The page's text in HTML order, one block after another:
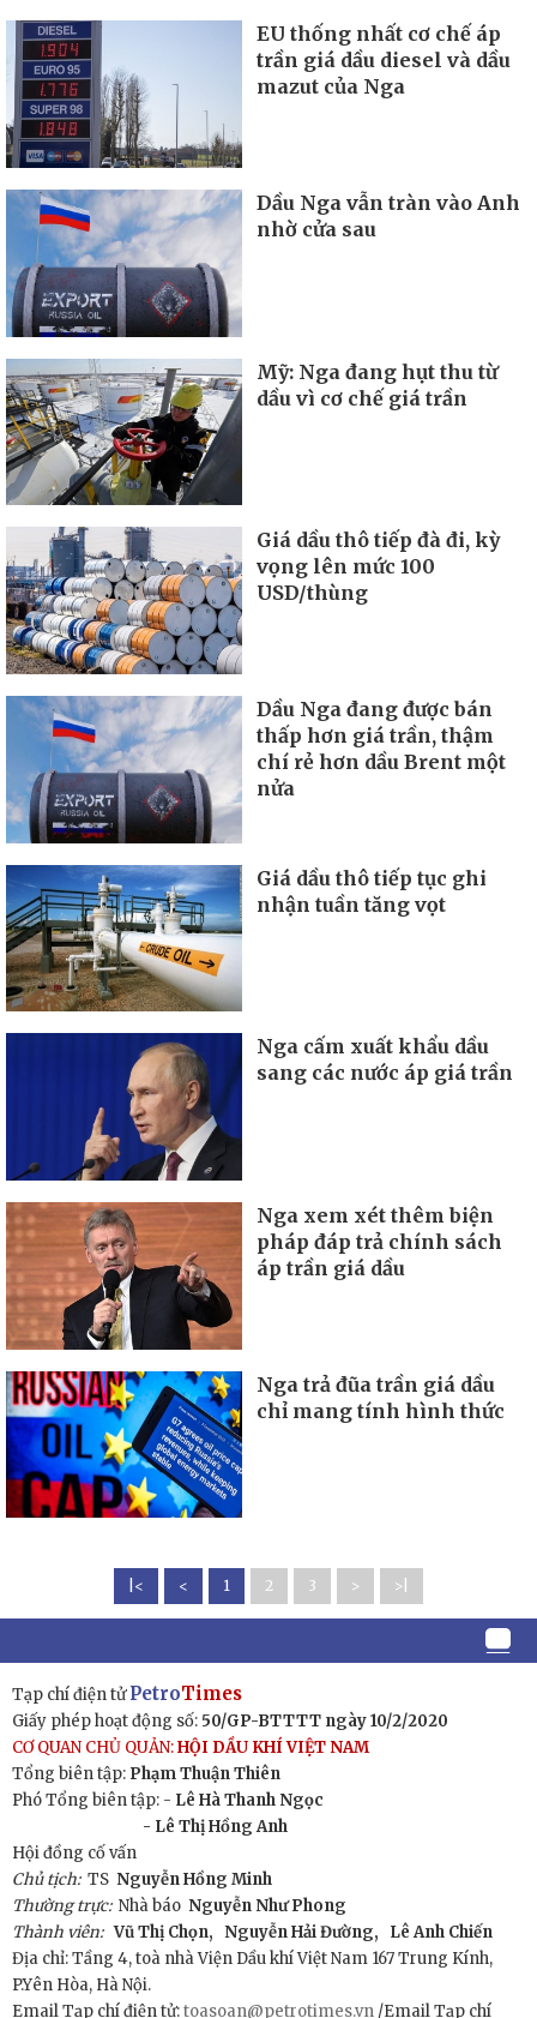
EU thống nhất cơ chế áp
trần giá dầu diesel và dầu
mazut của Nga
Dầu Nga vẫn tràn vào Anh
nhờ cửa sau
Mỹ: Nga đang hụt thu từ
dầu vì cơ chế giá trần
Giá dầu thô tiếp đà đi, kỳ
vọng lên mức 100
USD/thùng
Dầu Nga đang được bán
thấp hơn giá trần, thậm
chí rẻ hơn dầu Brent một
nửa
Giá dầu thô tiếp tục ghi
nhận tuần tăng vọt
Nga cấm xuất khẩu dầu
sang các nước áp giá trần
Nga xem xét thêm biện
pháp đáp trả chính sách
áp trần giá dầu
Nga trả đũa trần giá dầu
chỉ mang tính hình thức
|< < 1 2 3 > >|
Tạp chí điện tửPetroTimes
Giấy phép hoạt động số: 50/GP-BTTTT ngày 10/2/2020
CƠ QUAN CHỦ QUẢN:HỘI DẦU KHÍ VIỆT NAM
Tổng biên tập: Phạm Thuận Thiên
Phó Tổng biên tập: - Lê Hà Thanh Ngọc
- Lê Thị Hồng Anh
Hội đồng cố vấn
Chủ tịch:TS Nguyễn Hồng Minh
Thường trực: Nhà báo Nguyễn Như Phong
Thành viên: Vũ Thị Chọn, Nguyễn Hải Đường,
Lê Anh Chiến
Địa chỉ: Tầng 4, toà nhà Viện Dầu khí Việt Nam 167 Trung Kính,
P.Yên Hòa, Hà Nội.
Email Tạp chí điện tử:toasoan@petrotimes.vn /Email Tạp chí